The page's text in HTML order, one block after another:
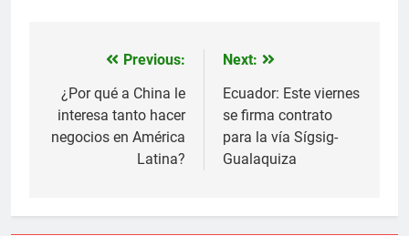
Navegación
de
entradas
Previous:
¿Por qué a China le
interesa tanto hacer
negocios en América
Latina?
Next:
Ecuador: Este viernes
se firma contrato
para la vía Sígsig-
Gualaquiza